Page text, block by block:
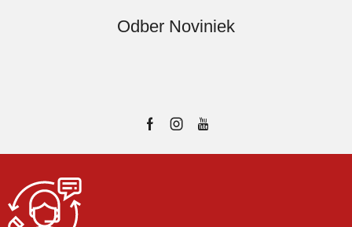
Odber Noviniek